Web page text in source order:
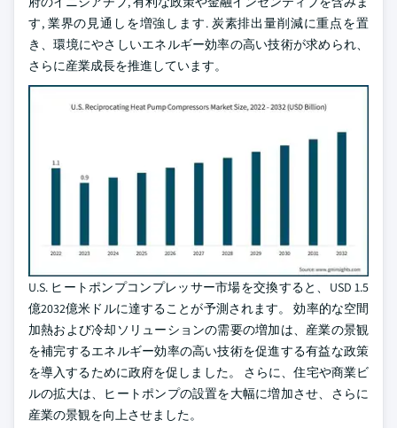
す, 業界の見通しを増強します. 炭素排出量削減に重点を置
き、環境にやさしいエネルギー効率の高い技術が求められ、
さらに産業成長を推進しています。
U.S. ヒートポンプコンプレッサー市場を交換すると、USD 1.5
億2032億米ドルに達することが予測されます。 効率的な空間
加熱および冷却ソリューションの需要の増加は、産業の景観
を補完するエネルギー効率の高い技術を促進する有益な政策
を導入するために政府を促しました。 さらに、住宅や商業ビ
ルの拡大は、ヒートポンプの設置を大幅に増加させ、さらに
産業の景観を向上させました。